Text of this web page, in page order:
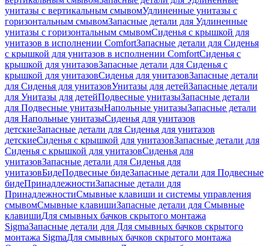
унитазы с вертикальным смывомУдлиненные унитазы с
горизонтальным смывомЗапасные детали для Удлиненные
унитазы с горизонтальным смывомСиденья с крышкой для
унитазов в исполнении ComfortЗапасные детали для Сиденья
с крышкой для унитазов в исполнении ComfortСиденья с
крышкой для унитазовЗапасные детали для Сиденья с
крышкой для унитазовСиденья для унитазовЗапасные детали
для Сиденья для унитазовУнитазы для детейЗапасные детали
для Унитазы для детейПодвесные унитазыЗапасные детали
для Подвесные унитазыНапольные унитазыЗапасные детали
для Напольные унитазыСиденья для унитазов
детскиеЗапасные детали для Сиденья для унитазов
детскиеСиденья с крышкой для унитазовЗапасные детали для
Сиденья с крышкой для унитазовСиденья для
унитазовЗапасные детали для Сиденья для
унитазовБидеПодвесные бидеЗапасные детали для Подвесные
бидеПринадлежностиЗапасные детали для
ПринадлежностиСмывные клавиши и системы управления
смывомСмывные клавишиЗапасные детали для Смывные
клавишиДля смывных бачков скрытого монтажа
SigmaЗапасные детали для Для смывных бачков скрытого
монтажа SigmaДля смывных бачков скрытого монтажа